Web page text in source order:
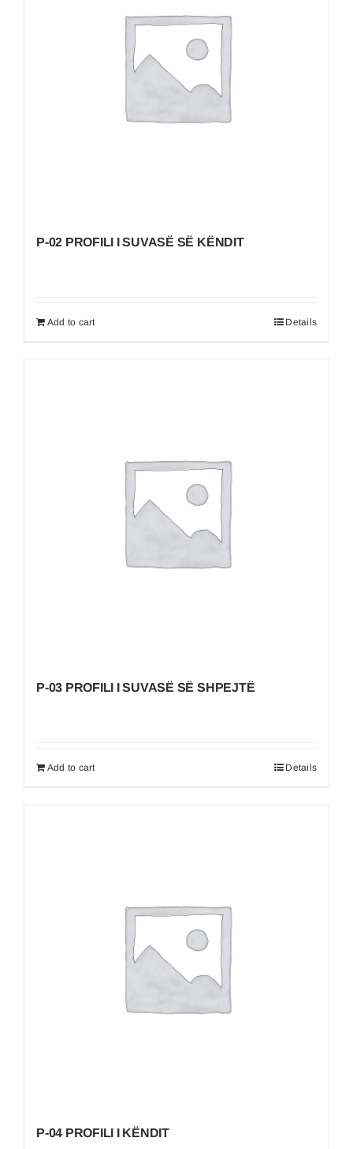
P-02 PROFILI I SUVASË SË KËNDIT
Add to cart Details
P-03 PROFILI I SUVASË SË SHPEJTË
Add to cart Details
P-04 PROFILI I KËNDIT